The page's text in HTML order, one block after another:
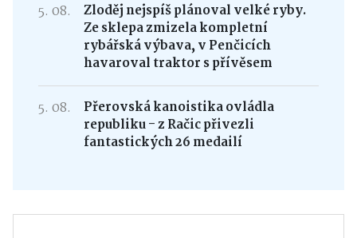
5. 08.
Zloděj nejspíš plánoval velké ryby.
Ze sklepa zmizela kompletní
rybářská výbava, v Penčicích
havaroval traktor s přívěsem
5. 08.
Přerovská kanoistika ovládla
republiku - z Račic přivezli
fantastických 26 medailí